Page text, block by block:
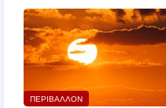
ΠΕΡΙΒΑΛΛΟΝ